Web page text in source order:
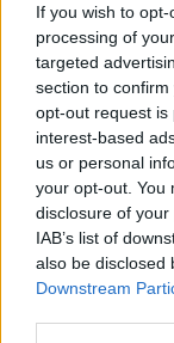
If you wish to
processing of
targeted
section to
opt-out request is
interest-based
us or personal
your opt-out. You
disclosure of
IAB’s list of
also be disclosed
Downstream
αντικείμενο
την απόφαση
Θανάσης
Randstad
έρευνας
ελκυστικότητα
σχέση
αυτό γίνεται
στην Ελλάδα
ουσιαστική